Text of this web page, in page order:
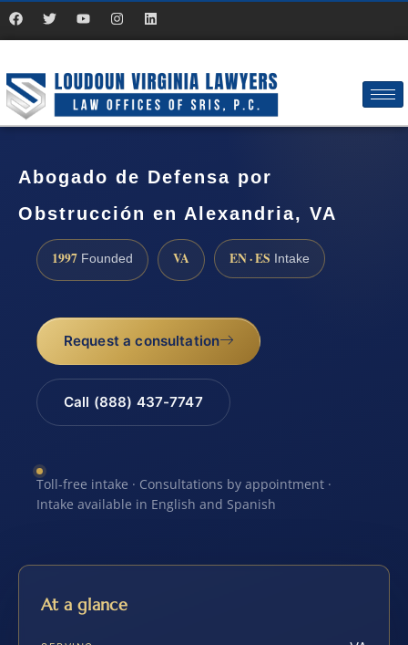
Abogado de Defensa por
Obstrucción en Alexandria, VA
1997 Founded VA EN · ES Intake
Request a consultation
Call (888) 437-7747
Toll-free intake · Consultations by appointment ·
Intake available in English and Spanish
At a glance